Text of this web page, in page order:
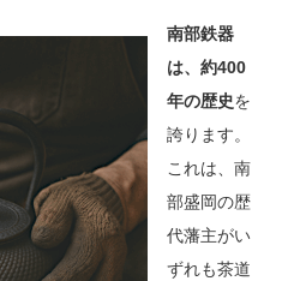
南部鉄器
は、約400
年の歴史を
誇ります。
これは、南
部盛岡の歴
代藩主がい
ずれも茶道